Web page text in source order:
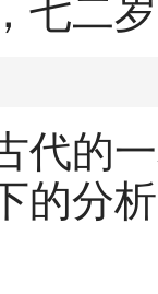
七二
代的
的分